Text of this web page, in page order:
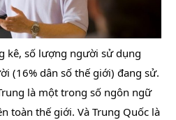
kê, số lượng người sử dụng
(16% dân số thế giới) đang sử.
là một trong số ngôn ngữ
toàn thếgiới. Và Trung Quốc là